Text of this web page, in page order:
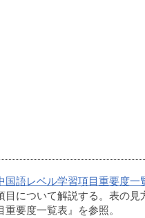
国語レベル学習項目重要度一
目について解説する。表の見
要度一覧表』を参照。